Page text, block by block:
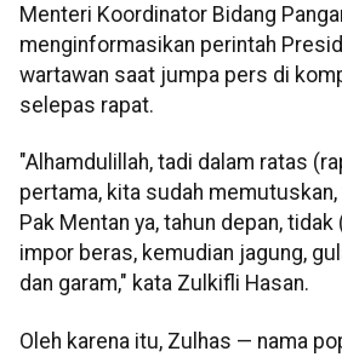
Menteri Koordinator Bidang
menginformasikan perintah
wartawan saat jumpa pers di
selepas rapat.
"Alhamdulillah, tadi dalam ratas
pertama, kita sudah
Pak Mentan ya, tahun depan,
impor beras, kemudian jagung,
dan garam," kata Zulkifli Hasan.
Oleh karena itu, Zulhas — nama